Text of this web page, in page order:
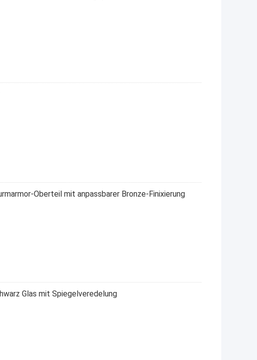
Oberteil mit anpassbarer Bronze-Finixierung
Glas mit Spiegelveredelung